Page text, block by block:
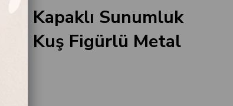
Kapaklı Sunumluk
- Kuş Figürlü Metal